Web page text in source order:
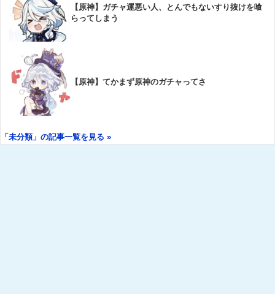
【原神】ガチャ運悪い人、とんでもないすり抜けを喰
らってしまう
【原神】てかまず原神のガチャってさ
「未分類」の記事一覧を見る »